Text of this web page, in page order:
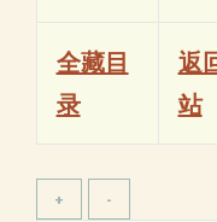
全藏目
录
返
站